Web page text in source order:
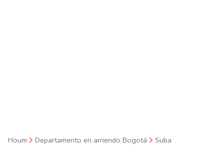
Houm Departamento en arriendo Bogotá Suba